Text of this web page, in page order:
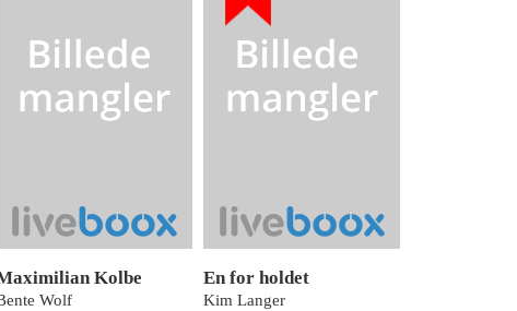
Kolbe
Wolf
En for holdet
Kim Langer